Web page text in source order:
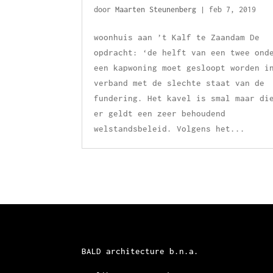
doorMaarten Steunenberg |feb 7, 2019
woonhuis aan ’t Kalf te Zaandam De
opdracht: ‘de helft van een twee
een kapwoning moet gesloopt worden in
verband met de slechte staat van de
fundering. Het kavel is smal maar
er geldt een zeer behoudend
welstandsbeleid. Volgens het...
BALD architecture b.n.a.